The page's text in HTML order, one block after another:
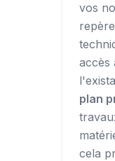
vos
accès
plan
cela